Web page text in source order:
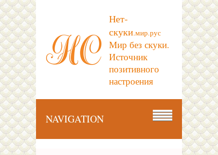
Нет-
скуки.мир.рус
Мир без скуки.
Источник
позитивного
настроения
NAVIGATION